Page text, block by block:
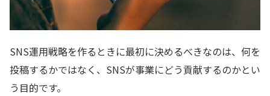
SNS運用戦略を作るときに最初に決めるべきなのは、何を
投稿するかではなく、SNSが事業にどう貢献するのかとい
う目的です。